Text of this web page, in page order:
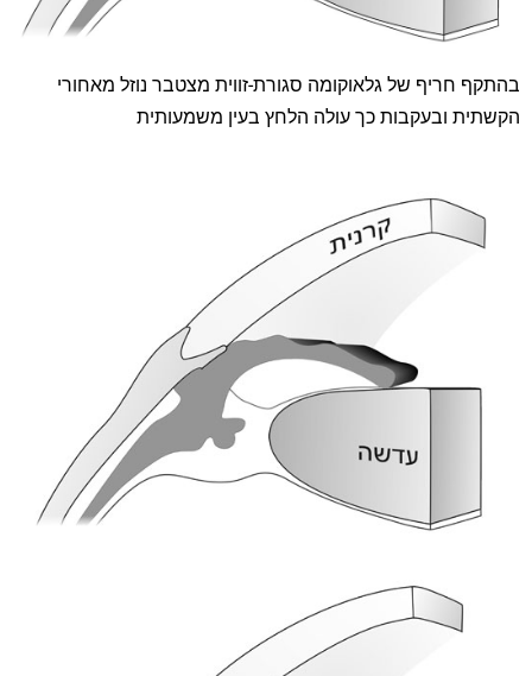
בהתקף חריף של גלאוקומה סגורת-זווית מצטבר נוזל מאחורי
הקשתית ובעקבות כך עולה הלחץ בעין משמעותית